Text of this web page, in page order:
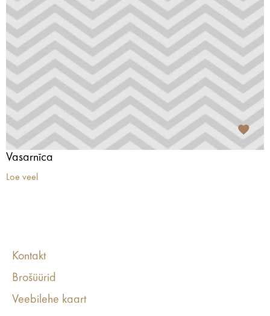
Vasarnīca
Loe veel
Kontakt
Brošüürid
Veebilehe kaart